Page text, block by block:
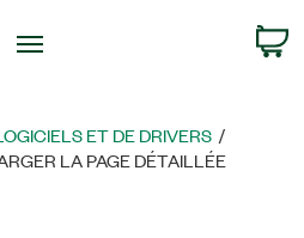
ET DE DRIVERS
LA PAGE DÉTAILLÉE